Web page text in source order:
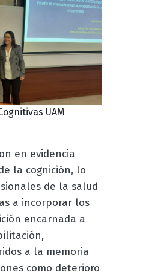
UAM
en evidencia
la cognición, lo
de la salud
a incorporar los
encarnada a
a la memoria
como deterioro